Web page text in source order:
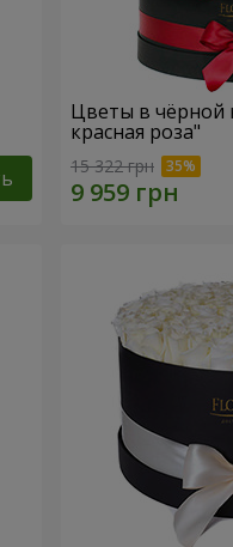
Цветы в чёрной
красная роза"
15 322 грн